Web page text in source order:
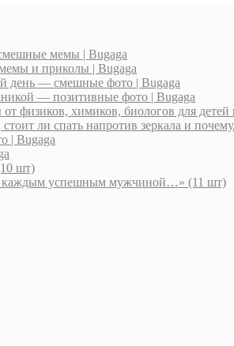
мемы | Bugaga
и приколы | Bugaga
день — смешные фото | Bugaga
— позитивные фото | Bugaga
физиков, химиков, биологов для детей
ли спать напротив зеркала и почему.
| Bugaga
шт)
каждым успешным мужчиной…» (11 шт)